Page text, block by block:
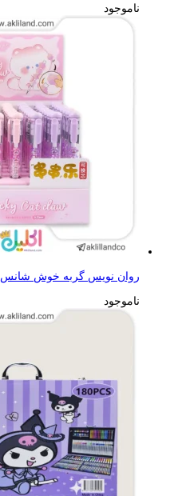
ناموجود
روان نویس گربه خوش شانس
ناموجود